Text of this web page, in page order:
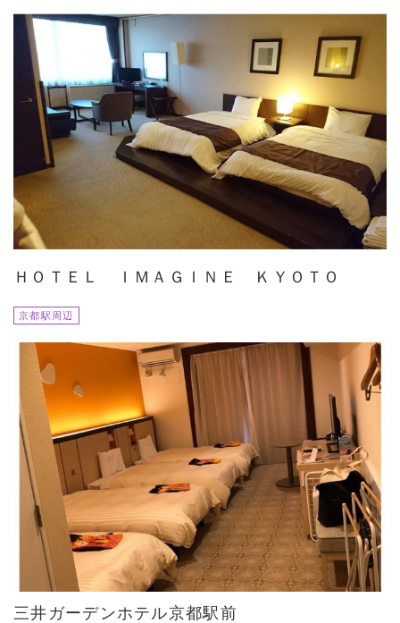
ＨＯＴＥＬ ＩＭＡＧＩＮＥ ＫＹＯＴＯ
京都駅周辺
三井ガーデンホテル京都駅前